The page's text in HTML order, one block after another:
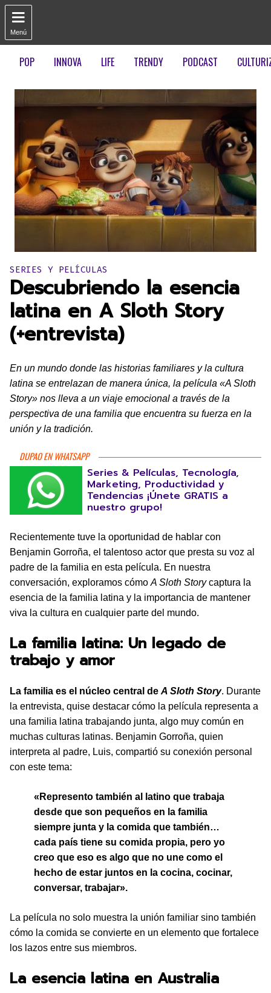

Menú
POP INNOVA LIFE TRENDY PODCAST
Publicado en:
SERIES Y PELÍCULAS
Descubriendo la esencia
latina en A Sloth Story
(+entrevista)
En un mundo donde las historias familiares y la cultura
latina se entrelazan de manera única, la película «A Sloth
Story» nos lleva a un viaje emocional a través de la
perspectiva de una familia que encuentra su fuerza en la
unión y la tradición.
DUPAO EN WHATSAPP
Series & Películas, Tecnología,
Marketing, Productividad y
Tendencias ¡Únete GRATIS a
nuestro grupo!
Recientemente tuve la oportunidad de hablar con
Benjamin Gorroña, el talentoso actor que presta su voz al
padre de la familia en esta película. En nuestra
conversación, exploramos cómo A Sloth Storycaptura la
esencia de la familia latina y la importancia de mantener
viva la cultura en cualquier parte del mundo.
La familia latina: Un legado de
trabajo y amor
La familia es el núcleo central de A Sloth Story. Durante
la entrevista, quise destacar cómo la película representa a
una familia latina trabajando junta, algo muy común en
muchas culturas latinas. Benjamin Gorroña, quien
interpreta al padre, Luis, compartió su conexión personal
con este tema:
«Represento también al latino que trabaja
desde que son pequeños en la familia
siempre junta y la comida que también…
cada país tiene su comida propia, pero yo
creo que eso es algo que no une como el
hecho de estar juntos en la cocina, cocinar,
conversar, trabajar».
La película no solo muestra la unión familiar sino también
cómo la comida se convierte en un elemento que fortalece
los lazos entre sus miembros.
La esencia latina en Australia